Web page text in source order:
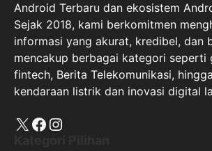
Android Terbaru dan ekosistem
Sejak 2018, kami berkomitmen
informasi yang akurat, kredibel, dan
mencakup berbagai kategori seperti
fintech, Berita Telekomunikasi,
kendaraan listrik dan inovasi digital
X Facebook
Instagram